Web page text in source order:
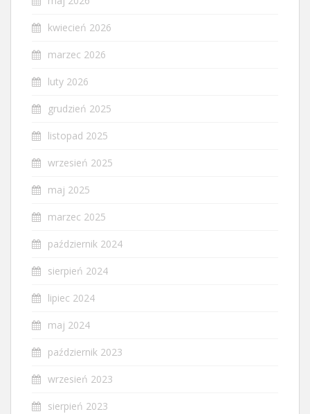
kwiecień 2026
marzec 2026
luty 2026
grudzień 2025
listopad 2025
wrzesień 2025
maj 2025
marzec 2025
październik 2024
sierpień 2024
lipiec 2024
maj 2024
październik 2023
wrzesień 2023
sierpień 2023